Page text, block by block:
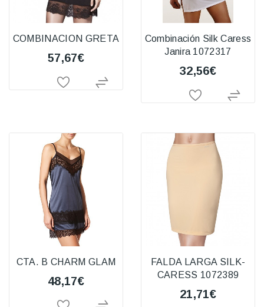
COMBINACION GRETA
57,67€
Combinación Silk Caress
Janira 1072317
32,56€
CTA. B CHARM GLAM
48,17€
FALDA LARGA SILK-
CARESS 1072389
21,71€